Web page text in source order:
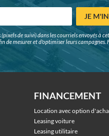
JE
de suivi) dans les courriels envoyés à
de mesurer et d'optimiser leurs campagnes.
FINANCEMENT
Location avec option
Leasing voiture
Leasing utilitaire